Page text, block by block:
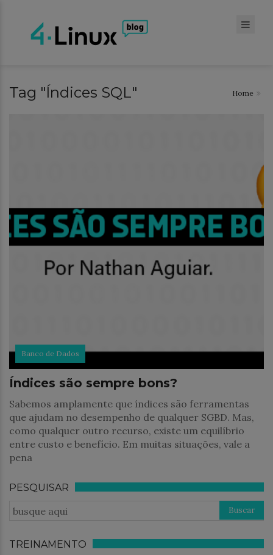
Tag "Índices SQL" Home
Banco de Dados
Índices são sempre bons?
Sabemos amplamente que índices são ferramentas
que ajudam no desempenho de qualquer SGBD. Mas,
como qualquer outro recurso, existe um equilíbrio
entre custo e benefício. Em muitas situações, vale a
pena
PESQUISAR
TREINAMENTO